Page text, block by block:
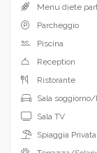
Menu diete
Parcheggio
Piscina
Reception
Ristorante
Sala soggiorno/
Sala TV
Spiaggia Privata